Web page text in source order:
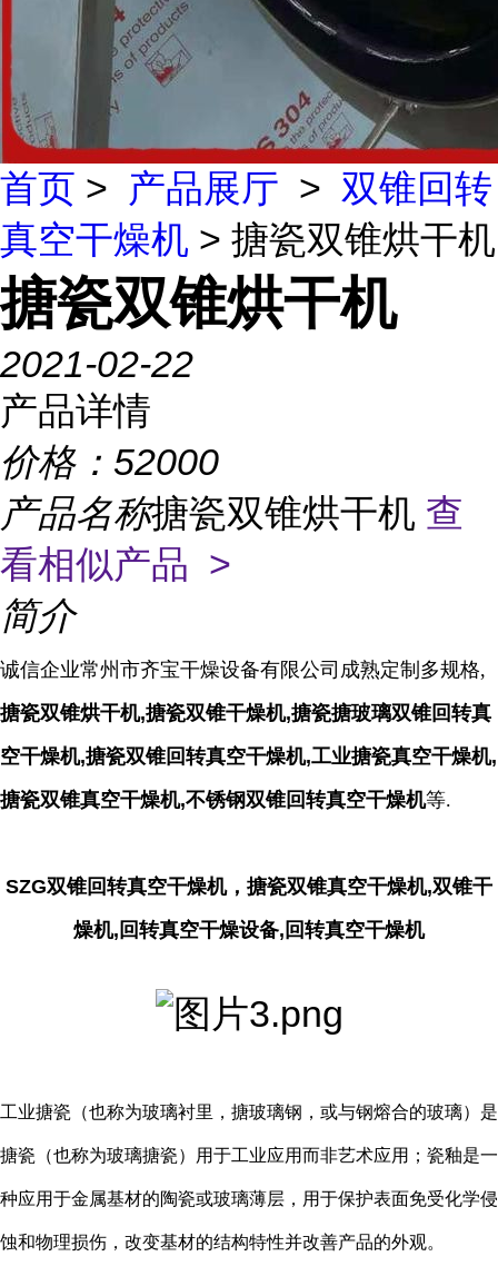
首页 > 产品展厅 > 双锥回转
真空干燥机 > 搪瓷双锥烘干机
搪瓷双锥烘干机
2021-02-22
产品详情
价格： 52000
产品名称搪瓷双锥烘干机 查
看相似产品 >
简介
诚信企业常州市齐宝干燥设备有限公司成熟定制多规格,
搪瓷双锥烘干机,搪瓷双锥干燥机,搪瓷搪玻璃双锥回转真
空干燥机,搪瓷双锥回转真空干燥机,工业搪瓷真空干燥机,
搪瓷双锥真空干燥机,不锈钢双锥回转真空干燥机等.
SZG双锥回转真空干燥机，搪瓷双锥真空干燥机,双锥干
燥机,回转真空干燥设备,回转真空干燥机
工业搪瓷（也称为玻璃衬里，搪玻璃钢，或与钢熔合的玻璃）是
搪瓷（也称为玻璃搪瓷）用于工业应用而非艺术应用；瓷釉是一
种应用于金属基材的陶瓷或玻璃薄层，用于保护表面免受化学侵
蚀和物理损伤，改变基材的结构特性并改善产品的外观。